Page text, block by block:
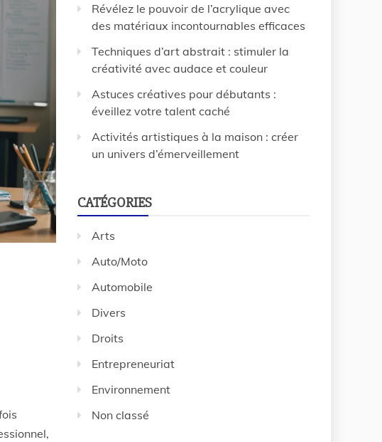
Révélez le pouvoir de l’acrylique avec
des matériaux incontournables efficaces
Techniques d’art abstrait : stimuler la
créativité avec audace et couleur
Astuces créatives pour débutants :
éveillez votre talent caché
Activités artistiques à la maison : créer
un univers d’émerveillement
CATÉGORIES
Arts
Auto/Moto
Automobile
Divers
Droits
Entrepreneuriat
Environnement
Non classé